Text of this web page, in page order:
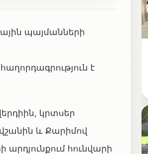
պայմանների
է
կրտսեր
և Քարիմով
հունվարի